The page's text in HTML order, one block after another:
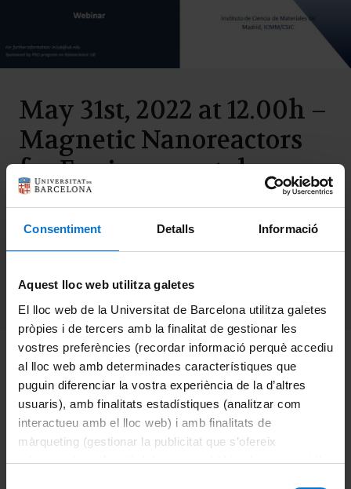
Consentiment Detalls Informació
Aquest lloc web utilitza galetes
El lloc web de la Universitat de Barcelona utilitza galetes
pròpies i de tercers amb la finalitat de gestionar les
vostres preferències (recordar informació perquè accediu
al lloc web amb determinades característiques que
puguin diferenciar la vostra experiència de la d’altres
usuaris), amb finalitats estadístiques (analitzar com
interactueu amb el lloc web) i amb finalitats de
màrqueting (gestionar la publicitat que s’ofereix
adequant-la en funció dels vostres hàbits de navegació).
May 31st, 2022 at 12.00h –
Magnetic Nanoreactors
for Environmental
Applications
Research Seminars,News
IN²UB INTERNATIONAL RESEARCH SEMINARS
Magnetic Nanoreactors for Environmental Applications
By,Dr.María del Puerto Morales Herrero, Instituto de
Ciencia de Materiales de Madrid, ICMM/CSIC